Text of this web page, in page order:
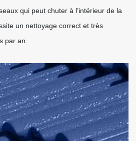
qui peut chuter à l’intérieur de la
un nettoyage correct et très
par an.